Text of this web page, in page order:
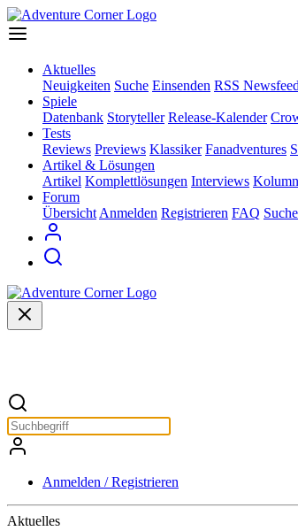
Aktuelles
Neuigkeiten Suche Einsenden RSS Newsfeed
Spiele
Datenbank Storyteller Release-Kalender
Tests
Reviews Previews Klassiker Fanadventures
Artikel & Lösungen
Artikel Komplettlösungen Interviews
Forum
Übersicht Anmelden Registrieren FAQ Suche
Anmelden / Registrieren
Aktuelles